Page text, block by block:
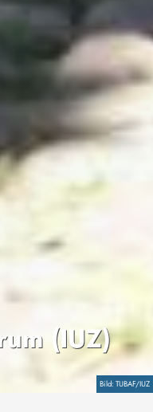
Copyright
TUBAF/IUZ
(IUZ)